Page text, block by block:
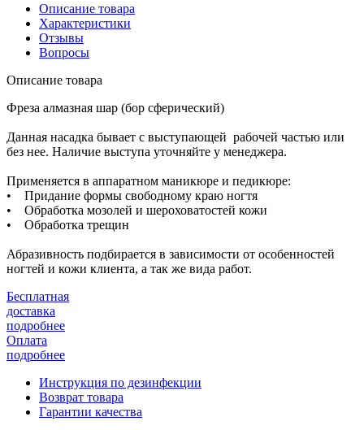
Описание товара
Характеристики
Отзывы
Вопросы
Описание товара
Фреза алмазная шар (бор сферический)
Данная насадка бывает с выступающей рабочей частью или
без нее. Наличие выступа уточняйте у менеджера.
Применяется в аппаратном маникюре и педикюре:
• Придание формы свободному краю ногтя
• Обработка мозолей и шероховатостей кожи
• Обработка трещин
Абразивность подбирается в зависимости от особенностей
ногтей и кожи клиента, а так же вида работ.
Бесплатная
доставка
подробнее
Оплата
подробнее
Инструкция по дезинфекции
Возврат товара
Гарантии качества